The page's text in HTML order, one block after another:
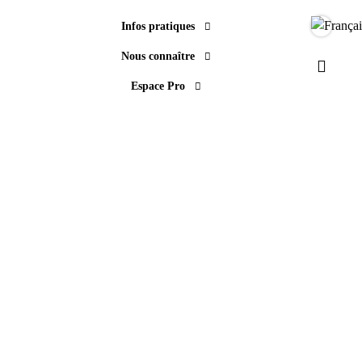
Infos pratiques
Nous connaître
Espace Pro